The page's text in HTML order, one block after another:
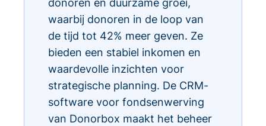
donoren en duurzame groei,
waarbij donoren in de loop van
de tijd tot 42% meer geven. Ze
bieden een stabiel inkomen en
waardevolle inzichten voor
strategische planning. De CRM-
software voor fondsenwerving
van Donorbox maakt het beheer